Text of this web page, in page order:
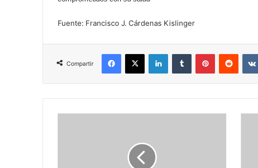
Fuente: Francisco J. Cárdenas Kislinger
Compartir
Facebook
X LinkedInTumblr PinterestReddit